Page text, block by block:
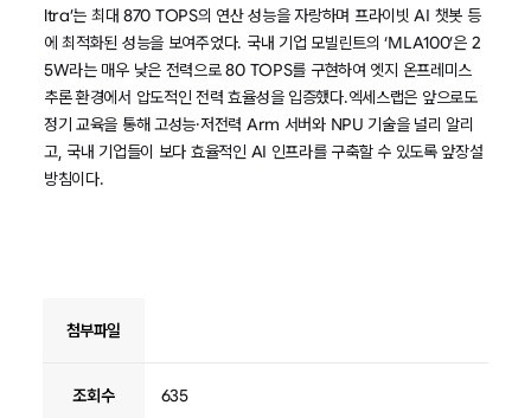
ltra’는 최대 870 TOPS의 연산 성능을 자랑하며 프라이빗 AI 챗봇 등
에 최적화된 성능을 보여주었다. 국내 기업 모빌린트의 ‘MLA100’은 2
5W라는 매우 낮은 전력으로 80 TOPS를 구현하여 엣지 온프레미스
추론 환경에서 압도적인 전력 효율성을 입증했다.엑세스랩은 앞으로도
정기 교육을 통해 고성능·저전력 Arm 서버와 NPU 기술을 널리 알리
고, 국내 기업들이 보다 효율적인 AI 인프라를 구축할 수 있도록 앞장설
방침이다.
첨부파일
조회수 635